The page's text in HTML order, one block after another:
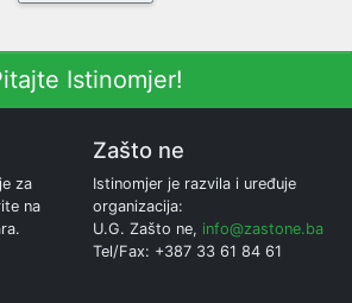
Istinomjer!
za
na
Zašto ne
Istinomjer je razvila i uređuje
organizacija:
U.G. Zašto ne, info@zastone.ba
Tel/Fax: +387 33 61 84 61